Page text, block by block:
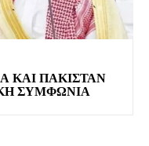
ΚΑΙ ΠΑΚΙΣΤΑΝ
ΣΥΜΦΩΝΙΑ